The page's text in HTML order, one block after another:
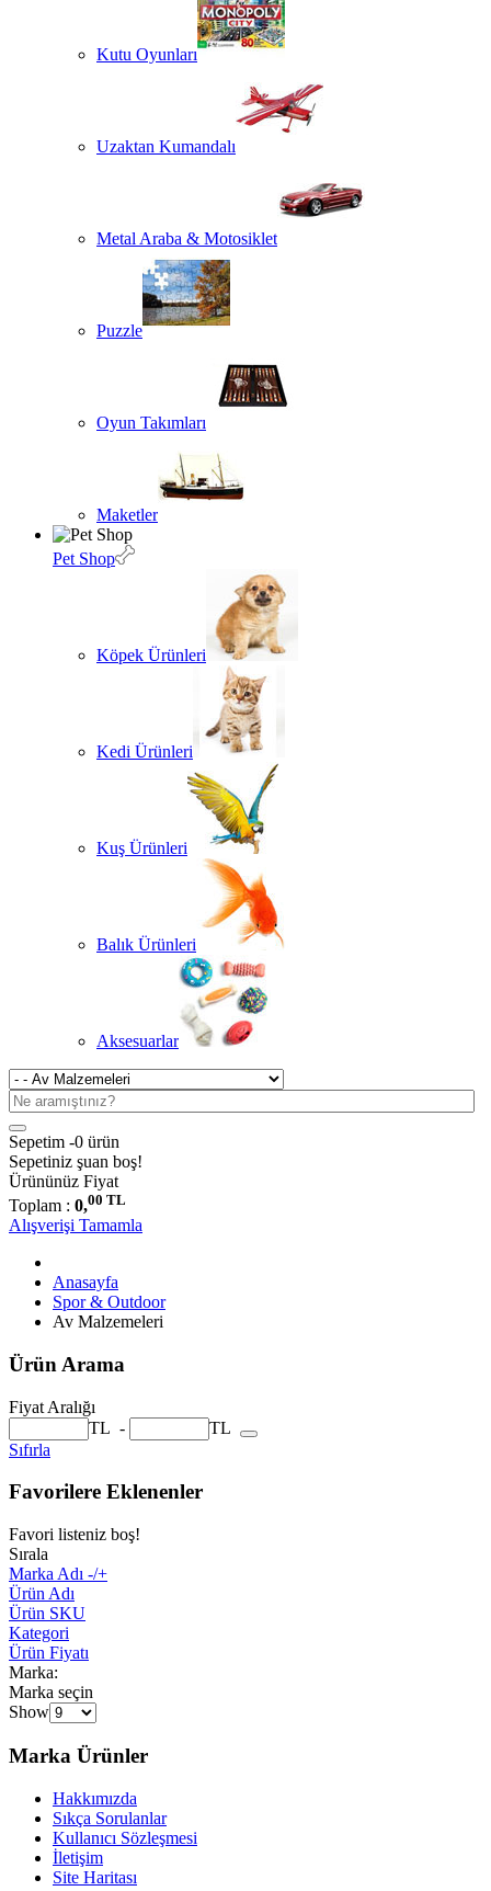
Kutu Oyunları
Uzaktan Kumandalı
Metal Araba & Motosiklet
Puzzle
Oyun Takımları
Maketler
Pet Shop
Köpek Ürünleri
Kedi Ürünleri
Kuş Ürünleri
Balık Ürünleri
Aksesuarlar
Sepetim -0 ürün
Sepetiniz şuan boş!
Ürününüz Fiyat
Toplam : 0,00 TL
Alışverişi Tamamla
Anasayfa
Spor & Outdoor
Av Malzemeleri
Ürün Arama
Fiyat Aralığı
TL -
TL
Sıfırla
Favorilere Eklenenler
Favori listeniz boş!
Sırala
Marka Adı -/+
Ürün Adı
Ürün SKU
Kategori
Ürün Fiyatı
Marka:
Marka seçin
Show
Marka Ürünler
Hakkımızda
Sıkça Sorulanlar
Kullanıcı Sözleşmesi
İletişim
Site Haritası